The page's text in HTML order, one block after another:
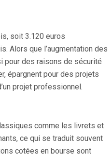
soit 3.120 euros
Alors que l’augmentation des
pour des raisons de sécurité
épargnent pour des projets
projet professionnel.
comme les livrets et
ce qui se traduit souvent
cotées en bourse sont